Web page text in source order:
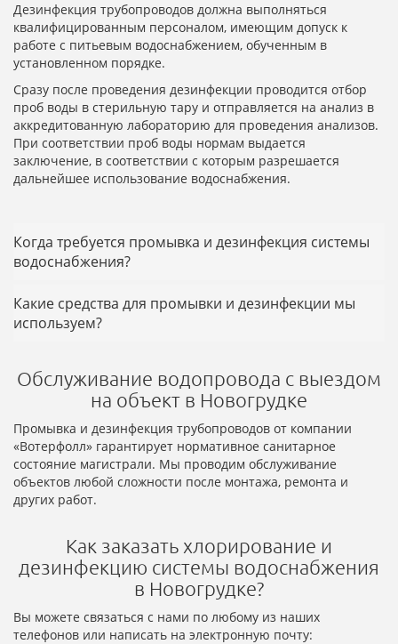
Дезинфекция трубопроводов должна выполняться
квалифицированным персоналом, имеющим допуск к
работе с питьевым водоснабжением, обученным в
установленном порядке.
Сразу после проведения дезинфекции проводится отбор
проб воды в стерильную тару и отправляется на анализ в
аккредитованную лабораторию для проведения анализов.
При соответствии проб воды нормам выдается
заключение, в соответствии с которым разрешается
дальнейшее использование водоснабжения.
Когда требуется промывка и дезинфекция системы
водоснабжения?
Какие средства для промывки и дезинфекции мы
используем?
Обслуживание водопровода с выездом
на объект в Новогрудке
Промывка и дезинфекция трубопроводов от компании
«Вотерфолл» гарантирует нормативное санитарное
состояние магистрали. Мы проводим обслуживание
объектов любой сложности после монтажа, ремонта и
других работ.
Как заказать хлорирование и
дезинфекцию системы водоснабжения
в Новогрудке?
Вы можете связаться с нами по любому из наших
телефонов или написать на электронную почту: